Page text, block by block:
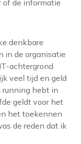
of de informatie
denkbare
in de organisatie
achtergrond
veel tijd en geld
running hebt in
geldt voor het
het toekennen
de reden dat ik